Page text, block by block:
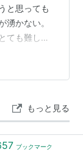
と思っても
湧かない。
ても難し
ば、ただ元
自分の中で
うに踏ん張
続くと心は
もっと見る
ブックマーク